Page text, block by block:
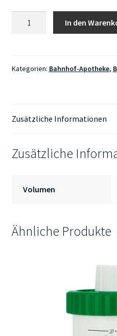
10ml
In den
Kategorien: Bahnhof-Apotheke,
Zusätzliche Informationen
Zusätzliche
Volumen
Ähnliche Produkte